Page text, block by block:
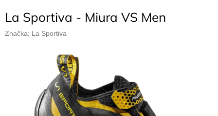
La Sportiva - Miura VS Men
Značka: La Sportiva